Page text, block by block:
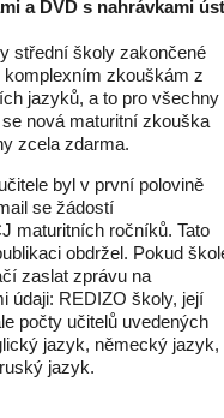
a DVD s nahrávkami
střední školy zakončené
zkouškám z
jazyků, a to pro všechny
nová maturitní zkouška
zcela zdarma.
byl v první polovině
se žádostí
maturitních ročníků. Tato
obdržel. Pokud
zaslat zprávu na
údaji: REDIZO školy, její
počty učitelů uvedených
jazyk, německý jazyk,
jazyk.